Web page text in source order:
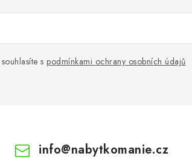
s podmínkami ochrany osobních údajů
info@nabytkomanie.cz